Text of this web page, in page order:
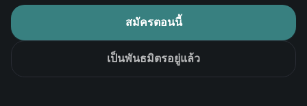
สมัครตอนนี้
เป็นพันธมิตรอยู่แล้ว